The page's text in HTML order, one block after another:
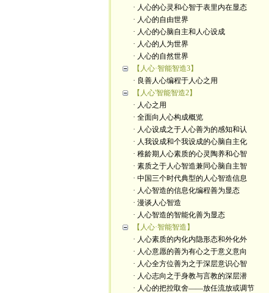
· 人心的心灵和心智于表里内在显态
· 人心的自由世界
· 人心的心脑自主和人心设成
· 人心的人为世界
· 人心的自然世界
【人心·智能智造3】
· 良善人心编程于人心之用
【人心'智能智造2】
· 人心之用
· 全面向人心构成概览
· 人心设成之于人心善为的感知和认
· 人我设成和个我设成的心脑自主化
· 稚龄期人心素质的心灵陶养和心智
· 素质之于人心智造兼同心脑自主智
· 中国三个时代典型的人心智造信息
· 人心智造的信息化编程善为显态
· 漫谈人心智造
· 人心智造的智能化善为显态
【人心·智能智造】
· 人心素质的内化内隐形态和外化外
· 人心意愿的善为有心之于意义意向
· 人心全方位善为之于深层意识心智
· 人心志向之于身教与言教的深层潜
· 人心的把控取舍——放任流放或调节